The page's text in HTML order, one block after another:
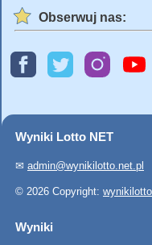
Obserwuj nas:
Wyniki Lotto NET
✉ admin@wynikilotto.net.pl
© 2026 Copyright:
Wyniki